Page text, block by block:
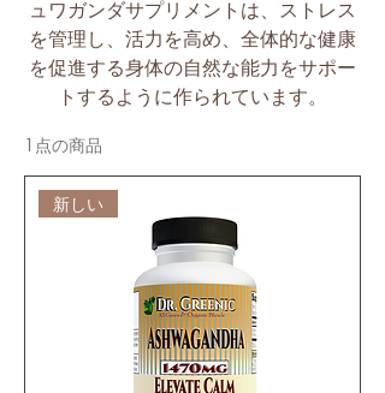
ュワガンダサプリメントは、ストレス
を管理し、活力を高め、全体的な健康
を促進する身体の自然な能力をサポー
トするように作られています。
1点の商品
新しい